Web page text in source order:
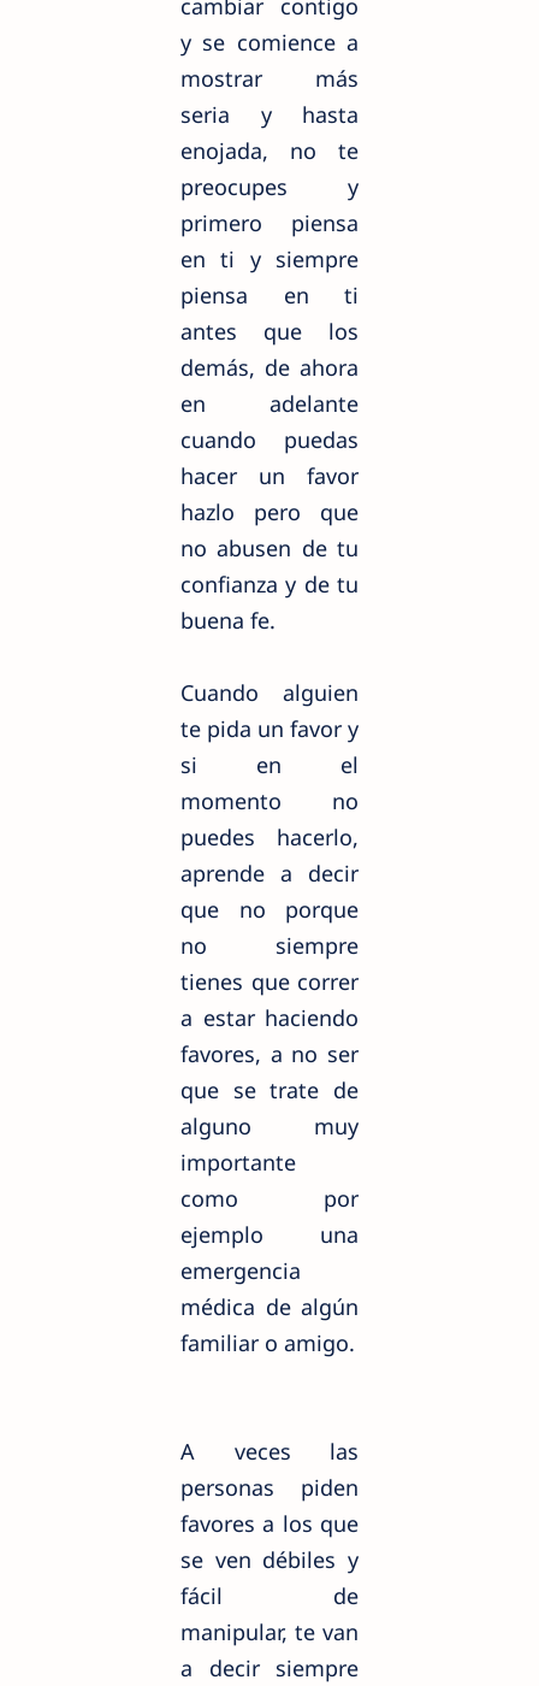
y se comience a
mostrar más
seria y hasta
enojada, no te
preocupes y
primero piensa
en ti y siempre
piensa en ti
antes que los
demás, de ahora
en adelante
cuando puedas
hacer un favor
hazlo pero que
no abusen de tu
confianza y de tu
buena fe.
Cuando alguien
te pida un favor y
si en el
momento no
puedes hacerlo,
aprende a decir
que no porque
no siempre
tienes que correr
a estar haciendo
favores, a no ser
que se trate de
alguno muy
importante
como por
ejemplo una
emergencia
médica de algún
familiar o amigo.
A veces las
personas piden
favores a los que
se ven débiles y
fácil de
manipular, te van
a decir siempre